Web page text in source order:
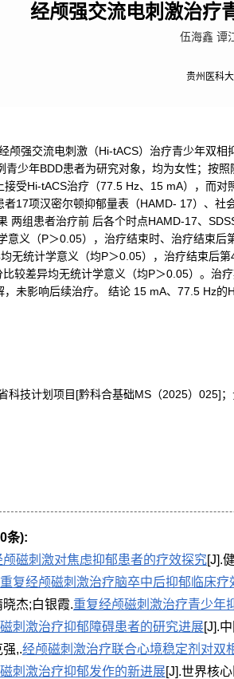
经颅强交流电刺激治疗
伍海鑫 谭
贵州医科
颅强交流电刺激（Hi-tACS）治疗青少年双
青少年BDD患者为研究对象，均为女性；按
接受Hi-tACS治疗（77.5 Hz、15 mA），而
者17项汉密尔顿抑郁量表（HAMD- 17）、
两组患者治疗前 后各个时点HAMD-17、
意义（P＞0.05），治疗结束时、治疗结束
无统计学意义（均P＞0.05），治疗结束后
比较差异均无统计学意义（均P＞0.05）。治
，未影响后续治疗。 结论 15 mA、77.5 Hz
科技计划项目[黔科合基础MS（2025）025]
条):
颅磁刺激对焦虑抑郁患者的疗效探究[J].
复经颅磁刺激治疗脑卒中后抑郁临床疗
杰;白银霞.重复经颅磁刺激治疗青少年
刺激治疗抑郁障碍患者的研究进展[J].
,.经颅磁刺激治疗联合心境稳定剂对双
刺激治疗抑郁发作的新进展[J].世界核